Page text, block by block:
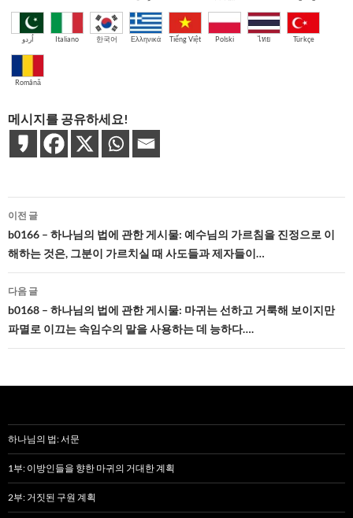
اُردو Italiano 한국어 Ελληνικά Tiếng Việt Polski ไทย Türkçe
Română
메시지를 공유하세요!
글
네
비
게
이
션
이전 글
b0166 – 하나님의 법에 관한 게시물: 예수님의 가르침을 진정으로 이
해하는 것은, 그분이 가르치실 때 사도들과 제자들이…
다음 글
b0168 – 하나님의 법에 관한 게시물: 마귀는 선하고 거룩해 보이지만
파멸로 이끄는 속임수의 말을 사용하는 데 능하다….
하나님의 법: 서문
1부: 이방인들을 향한 마귀의 거대한 계획
2부: 거짓된 구원 계획